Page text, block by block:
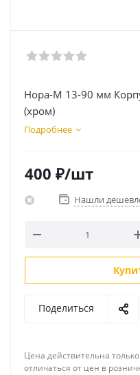
Нора-М 13-90 мм
(хром)
Подробнее
400 ₽/шт
Нашли
Поделиться
Цена действительна
отличаться от цен в